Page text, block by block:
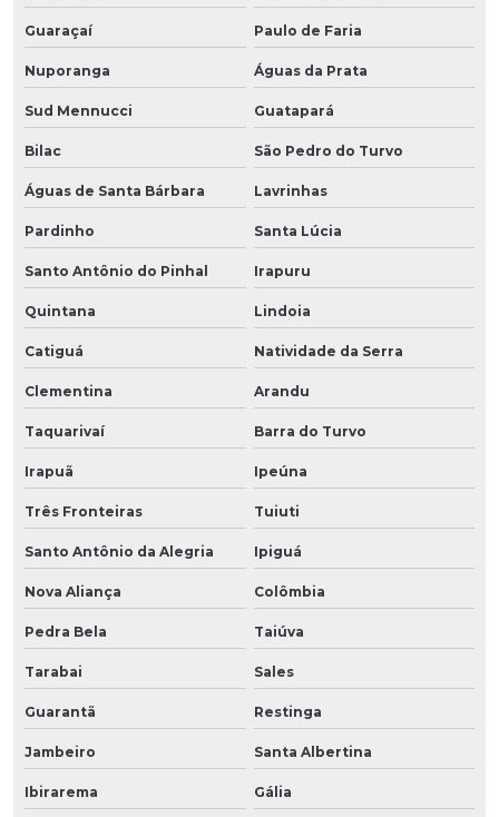
Guaraçaí Paulo de Faria
Nuporanga Águas da Prata
Sud Mennucci Guatapará
Bilac São Pedro do Turvo
Águas de Santa Bárbara Lavrinhas
Pardinho Santa Lúcia
Santo Antônio do Pinhal Irapuru
Quintana Lindoia
Catiguá Natividade da Serra
Clementina Arandu
Taquarivaí Barra do Turvo
Irapuã Ipeúna
Três Fronteiras Tuiuti
Santo Antônio da Alegria Ipiguá
Nova Aliança Colômbia
Pedra Bela Taiúva
Tarabai Sales
Guarantã Restinga
Jambeiro Santa Albertina
Ibirarema Gália